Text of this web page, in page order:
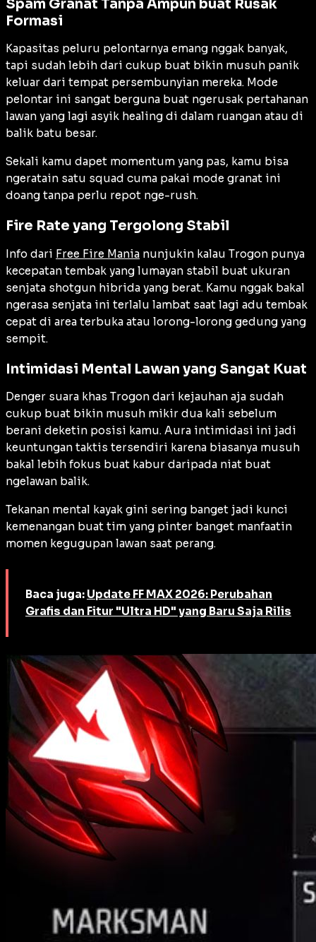
Spam Granat Tanpa Ampun buat Rusak
Formasi
Kapasitas peluru pelontarnya emang nggak banyak,
tapi sudah lebih dari cukup buat bikin musuh panik
keluar dari tempat persembunyian mereka. Mode
pelontar ini sangat berguna buat ngerusak pertahanan
lawan yang lagi asyik healing di dalam ruangan atau di
balik batu besar.
Sekali kamu dapet momentum yang pas, kamu bisa
ngeratain satu squad cuma pakai mode granat ini
doang tanpa perlu repot nge-rush.
Fire Rate yang Tergolong Stabil
Info dari Free Fire Mania nunjukin kalau Trogon punya
kecepatan tembak yang lumayan stabil buat ukuran
senjata shotgun hibrida yang berat. Kamu nggak bakal
ngerasa senjata ini terlalu lambat saat lagi adu tembak
cepat di area terbuka atau lorong-lorong gedung yang
sempit.
Intimidasi Mental Lawan yang Sangat Kuat
Denger suara khas Trogon dari kejauhan aja sudah
cukup buat bikin musuh mikir dua kali sebelum
berani deketin posisi kamu. Aura intimidasi ini jadi
keuntungan taktis tersendiri karena biasanya musuh
bakal lebih fokus buat kabur daripada niat buat
ngelawan balik.
Tekanan mental kayak gini sering banget jadi kunci
kemenangan buat tim yang pinter banget manfaatin
momen kegugupan lawan saat perang.
Baca juga: Update FF MAX 2026: Perubahan
Grafis dan Fitur "Ultra HD" yang Baru Saja Rilis